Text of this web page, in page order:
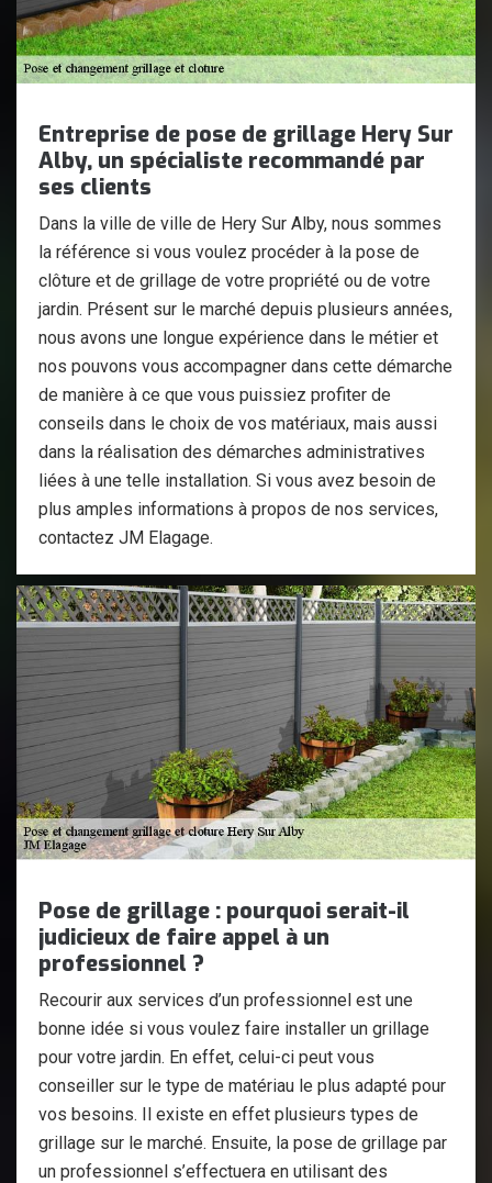
Entreprise de pose de grillage Hery Sur
Alby, un spécialiste recommandé par
ses clients
Dans la ville de ville de Hery Sur Alby, nous sommes
la référence si vous voulez procéder à la pose de
clôture et de grillage de votre propriété ou de votre
jardin. Présent sur le marché depuis plusieurs années,
nous avons une longue expérience dans le métier et
nos pouvons vous accompagner dans cette démarche
de manière à ce que vous puissiez profiter de
conseils dans le choix de vos matériaux, mais aussi
dans la réalisation des démarches administratives
liées à une telle installation. Si vous avez besoin de
plus amples informations à propos de nos services,
contactez JM Elagage.
Pose de grillage : pourquoi serait-il
judicieux de faire appel à un
professionnel ?
Recourir aux services d’un professionnel est une
bonne idée si vous voulez faire installer un grillage
pour votre jardin. En effet, celui-ci peut vous
conseiller sur le type de matériau le plus adapté pour
vos besoins. Il existe en effet plusieurs types de
grillage sur le marché. Ensuite, la pose de grillage par
un professionnel s’effectuera en utilisant des